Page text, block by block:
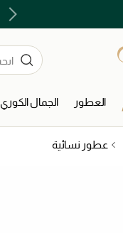
العطور الجمال الكوري
عطور نسائية